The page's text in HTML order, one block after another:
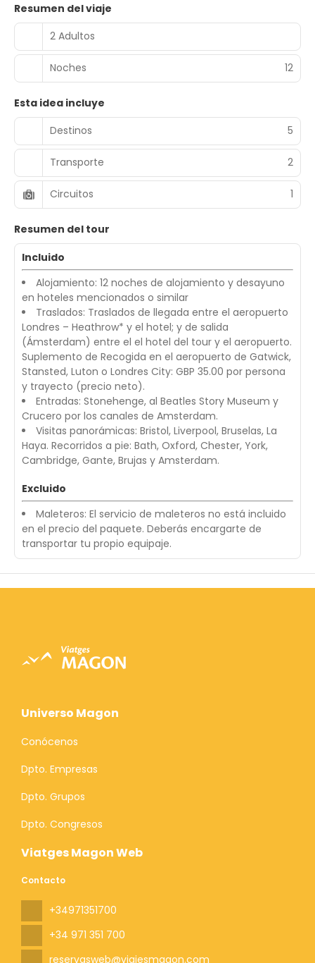
Resumen del viaje
2 Adultos
Noches 12
Esta idea incluye
Destinos
5
Transporte 2
Circuitos 1
Resumen del tour
Incluido
Alojamiento: 12 noches de alojamiento y desayuno
en hoteles mencionados o similar
Traslados: Traslados de llegada entre el aeropuerto
Londres – Heathrow* y el hotel; y de salida
(Ámsterdam) entre el el hotel del tour y el aeropuerto.
Suplemento de Recogida en el aeropuerto de Gatwick,
Stansted, Luton o Londres City: GBP 35.00 por persona
y trayecto (precio neto).
Entradas: Stonehenge, al Beatles Story Museum y
Crucero por los canales de Amsterdam.
Visitas panorámicas: Bristol, Liverpool, Bruselas, La
Haya. Recorridos a pie: Bath, Oxford, Chester, York,
Cambridge, Gante, Brujas y Amsterdam.
Excluido
Maleteros: El servicio de maleteros no está incluido
en el precio del paquete. Deberás encargarte de
transportar tu propio equipaje.
Viatges Magon Web
Contacto
+34971351700
+34 971 351 700
reservasweb@viajesmagon.com
Universo Magon
Conócenos
Dpto. Empresas
Dpto. Grupos
Dpto. Congresos